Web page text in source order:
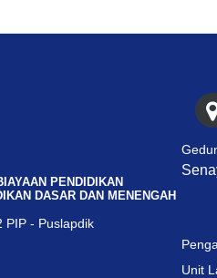
PENDIDIKAN
DASAR DAN MENENGAH
PIP - Puslapdik
Unit